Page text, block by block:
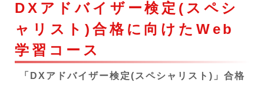
DXアドバイザー検定(スペシ
ャリスト)合格に向けたWeb
学習コース
「DXアドバイザー検定(スペシャリスト)」合格